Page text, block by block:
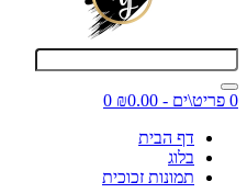
0 פריט\ים - ₪0.00
0
דף הבית
בלוג
תמונות זכוכית